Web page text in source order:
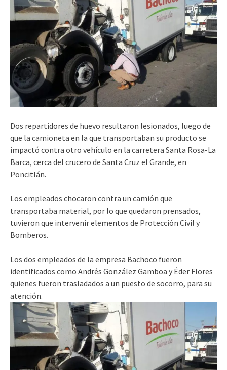
Dos repartidores de huevo resultaron lesionados, luego de
que la camioneta en la que transportaban su producto se
impactó contra otro vehículo en la carretera Santa Rosa-La
Barca, cerca del crucero de Santa Cruz el Grande, en
Poncitlán.
Los empleados chocaron contra un camión que
transportaba material, por lo que quedaron prensados,
tuvieron que intervenir elementos de Protección Civil y
Bomberos.
Los dos empleados de la empresa Bachoco fueron
identificados como Andrés González Gamboa y Éder Flores
quienes fueron trasladados a un puesto de socorro, para su
atención.